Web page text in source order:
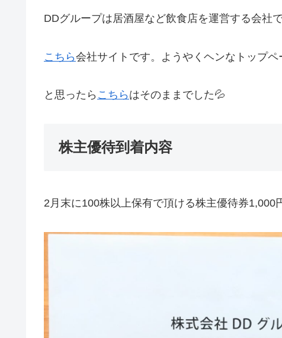
DDグループは居酒屋など飲食店を運営する会社で
こちら会社サイトです。ようやくヘンなトップペ
と思ったら こちら はそのままでした💦
株主優待到着内容
2月末に100株以上保有で頂ける株主優待券1,000